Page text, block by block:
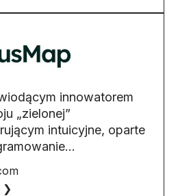
innowatorem
„zielonej”
intuicyjne, oparte
❯